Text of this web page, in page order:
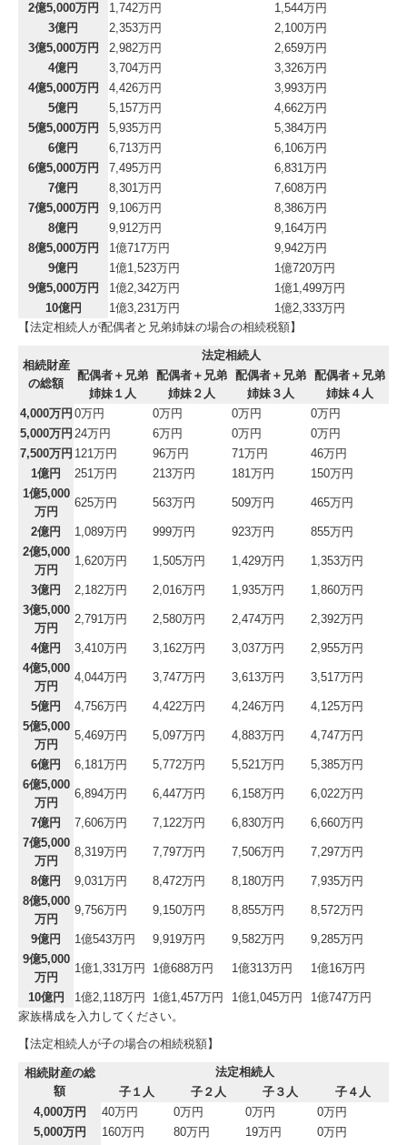
2億5,000万円
1,742万円
1,544万円
3億円
2,353万円
2,100万円
3億5,000万円
2,982万円
2,659万円
4億円
3,704万円
3,326万円
4億5,000万円
4,426万円
3,993万円
5億円
5,157万円
4,662万円
5億5,000万円
5,935万円
5,384万円
6億円
6,713万円
6,106万円
6億5,000万円
7,495万円
6,831万円
7億円
8,301万円
7,608万円
7億5,000万円
9,106万円
8,386万円
8億円
9,912万円
9,164万円
8億5,000万円
1億717万円
9,942万円
9億円
1億1,523万円
1億720万円
9億5,000万円
1億2,342万円
1億1,499万円
10億円
1億3,231万円
1億2,333万円
【法定相続人が配偶者と兄弟姉妹の場合の相続税額】
相続財産
の総額
法定相続人
配偶者＋兄弟
姉妹１人
配偶者＋兄弟
姉妹２人
配偶者＋兄弟
姉妹３人
配偶者＋兄弟
姉妹４人
4,000万円 0万円 0万円 0万円
0万円
5,000万円 24万円 6万円 0万円
0万円
7,500万円 121万円 96万円 71万円
46万円
1億円
251万円 213万円 181万円
150万円
1億5,000
万円
625万円 563万円 509万円 465万円
2億円 1,089万円 999万円 923万円
855万円
2億5,000
万円
1,620万円 1,505万円 1,429万円 1,353万円
3億円 2,182万円 2,016万円 1,935万円
1,860万円
3億5,000
万円
2,791万円 2,580万円 2,474万円 2,392万円
4億円 3,410万円 3,162万円 3,037万円
2,955万円
4億5,000
万円
4,044万円 3,747万円 3,613万円 3,517万円
5億円 4,756万円 4,422万円 4,246万円
4,125万円
5億5,000
万円
5,469万円 5,097万円 4,883万円 4,747万円
6億円 6,181万円 5,772万円 5,521万円
5,385万円
6億5,000
万円
6,894万円 6,447万円 6,158万円 6,022万円
7億円 7,606万円 7,122万円 6,830万円
6,660万円
7億5,000
万円
8,319万円 7,797万円 7,506万円 7,297万円
8億円 9,031万円 8,472万円 8,180万円
7,935万円
8億5,000
万円
9,756万円 9,150万円 8,855万円 8,572万円
9億円 1億543万円 9,919万円 9,582万円
9,285万円
9億5,000
万円
1億1,331万円 1億688万円 1億313万円 1億16万円
10億円 1億2,118万円 1億1,457万円 1億1,045万円
1億747万円
家族構成を入力してください。
【法定相続人が子の場合の相続税額】
相続財産の総
額
法定相続人
子１人
子２人 子３人
子４人
4,000万円
40万円 0万円 0万円
0万円
5,000万円
160万円 80万円 19万円 0万円